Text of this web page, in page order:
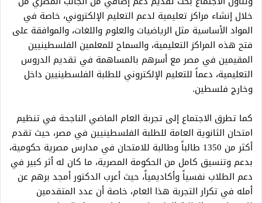
خلال إنشاء مراكز تعليمية لدعم التعليم الإلكتروني، خاصة في
المواد الأساسية مثل الرياضيات والعلوم واللغات، والموافقة على
فتح هذه المراكز التعليمية، والسماح للمعلمين الفلسطينيين
المقيمين في مصر مع أسرهم بالمساهمة في تقديم الدروس
التعليمية، دعماً للتعليم الإلكتروني للطلبة الفلسطينيين داخل
وخارج فلسطين.
كما تطرق الاجتماع إلى تجربة العام الماضي الناجحة في تنظيم
امتحان الثانوية العامة للطلبة الفلسطينيين في مصر، حيث تقدم
أكثر من 1350 طالباً وطالبة للامتحان في مدارس مصرية حكومية،
بدعم وتنسيق كامل من الحكومة المصرية، ما كان له أثر كبير في
دعم الطلاب نفسياً وأكاديمياً، حيث أعرب الدكتور أمجد برهم عن
أمله في تكرار التجربة هذا العام، خاصة أن عدد المتقدمين